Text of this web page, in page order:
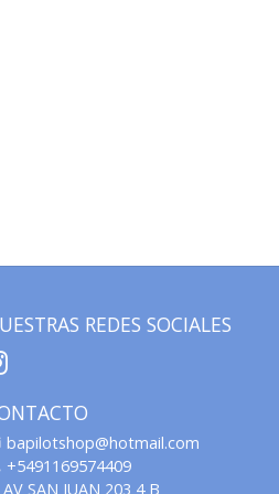
REDES SOCIALES
bapilotshop@hotmail.com
+5491169574409
AV SAN JUAN 203 4 B